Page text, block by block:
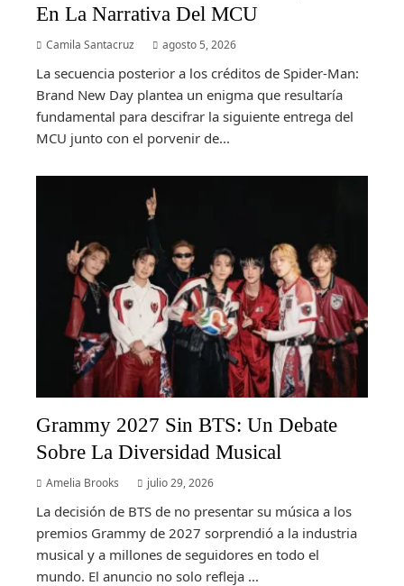
En La Narrativa Del MCU
Camila Santacruz agosto 5, 2026
La secuencia posterior a los créditos de Spider-Man:
Brand New Day plantea un enigma que resultaría
fundamental para descifrar la siguiente entrega del
MCU junto con el porvenir de...
Grammy 2027 Sin BTS: Un Debate
Sobre La Diversidad Musical
Amelia Brooks julio 29, 2026
La decisión de BTS de no presentar su música a los
premios Grammy de 2027 sorprendió a la industria
musical y a millones de seguidores en todo el
mundo. El anuncio no solo refleja ...